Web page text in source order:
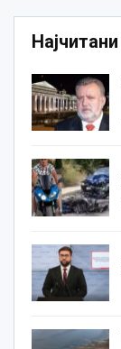
Најчитани